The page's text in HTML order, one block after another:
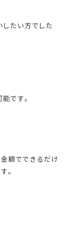
たい方でした
です。
額でできるだけ
。